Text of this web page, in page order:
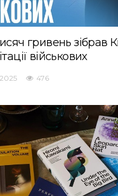
гривень зібрав
військових
476